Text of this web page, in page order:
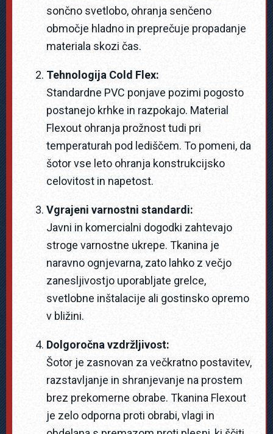
sončno svetlobo, ohranja senčeno
območje hladno in preprečuje propadanje
materiala skozi čas.
Tehnologija Cold Flex:
Standardne PVC ponjave pozimi pogosto
postanejo krhke in razpokajo. Material
Flexout ohranja prožnost tudi pri
temperaturah pod lediščem. To pomeni, da
šotor vse leto ohranja konstrukcijsko
celovitost in napetost.
Vgrajeni varnostni standardi:
Javni in komercialni dogodki zahtevajo
stroge varnostne ukrepe. Tkanina je
naravno ognjevarna, zato lahko z večjo
zanesljivostjo uporabljate grelce,
svetlobne inštalacije ali gostinsko opremo
v bližini.
Dolgoročna vzdržljivost:
Šotor je zasnovan za večkratno postavitev,
razstavljanje in shranjevanje na prostem
brez prekomerne obrabe. Tkanina Flexout
je zelo odporna proti obrabi, vlagi in